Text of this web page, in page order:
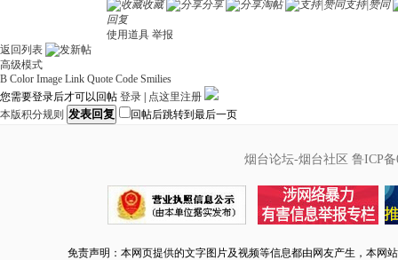
收藏 分享 淘帖
支持|赞同
回复
使用道具 举报
返回列表
高级模式
B Color Image Link Quote Code Smilies
您需要登录后才可以回帖 登录
点这里注册
本版积分规则 发表回复 回帖后跳转到最后一页
烟台论坛-烟台社区 鲁ICP备
免责声明：本网页提供的文字图片及视频等信息都由网友产生，本网